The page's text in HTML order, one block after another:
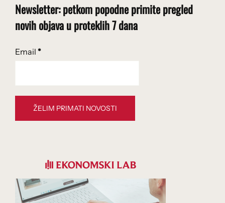
Newsletter: petkom popodne primite pregled
novih objava u proteklih 7 dana
Email *